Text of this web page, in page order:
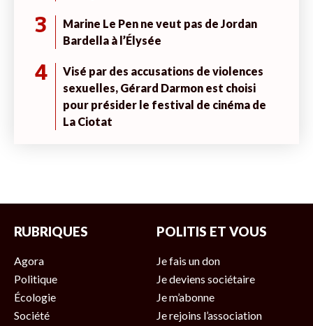
3
Marine Le Pen ne veut pas de Jordan
Bardella à l’Élysée
4
Visé par des accusations de violences
sexuelles, Gérard Darmon est choisi
pour présider le festival de cinéma de
La Ciotat
RUBRIQUES
Agora
Politique
Écologie
Société
POLITIS ET VOUS
Je fais un don
Je deviens sociétaire
Je m’abonne
Je rejoins l’association